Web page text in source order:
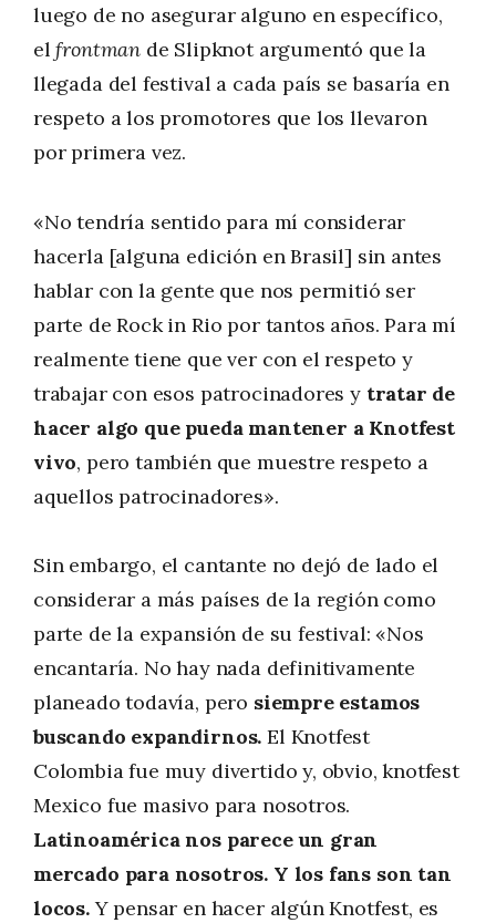
luego de no asegurar alguno en específico,
elfrontman de Slipknot argumentó que la
llegada del festival a cada país se basaría en
respeto a los promotores que los llevaron
por primera vez.
«No tendría sentido para mí considerar
hacerla [alguna edición en Brasil] sin antes
hablar con la gente que nos permitió ser
parte de Rock in Rio por tantos años. Para mí
realmente tiene que ver con el respeto y
trabajar con esos patrocinadores ytratar de
hacer algo que pueda mantener a Knotfest
vivo, pero también que muestre respeto a
aquellos patrocinadores».
Sin embargo, el cantante no dejó de lado el
considerar a más países de la región como
parte de la expansión de su festival: «Nos
encantaría. No hay nada definitivamente
planeado todavía, pero siempre estamos
buscando expandirnos. El Knotfest
Colombia fue muy divertido y, obvio, knotfest
Mexico fue masivo para nosotros.
Latinoamérica nos parece un gran
mercado para nosotros. Y los fans son tan
locos.Y pensar en hacer algún Knotfest, es